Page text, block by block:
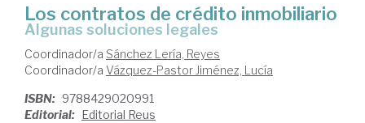
Los contratos de crédito inmobiliario
algunas soluciones legales
Coordinador/a Sánchez Lería, Reyes
Coordinador/a Vázquez-Pastor Jiménez, Lucía
ISBN: 9788429020991
Editorial: Editorial Reus